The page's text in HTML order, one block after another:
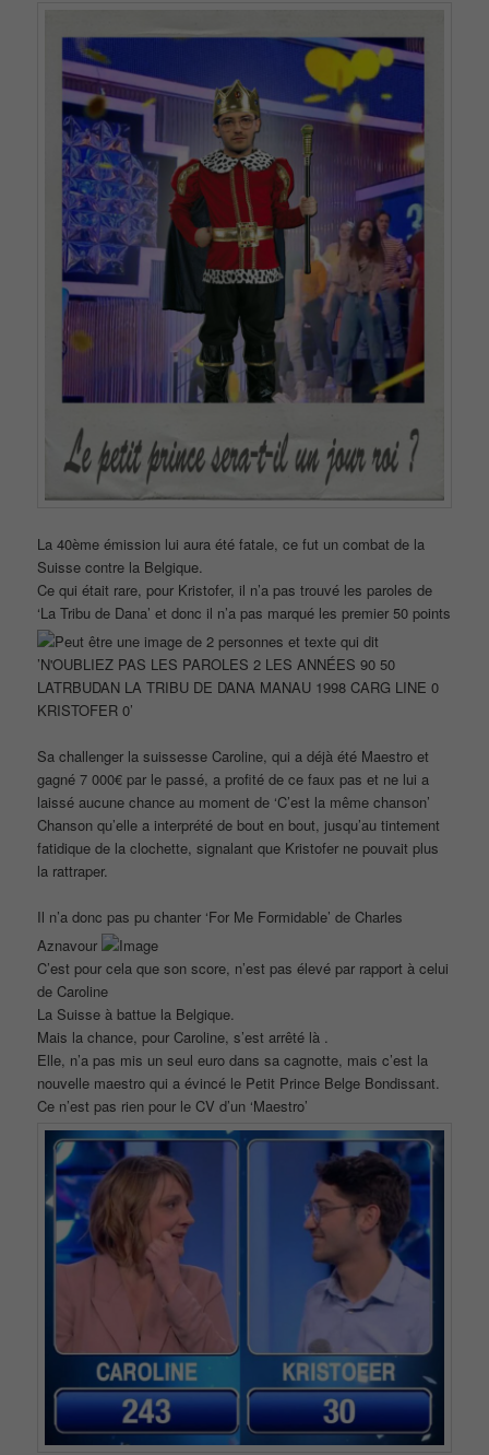
La 40ème émission lui aura été fatale, ce fut un combat de la
Suisse contre la Belgique.
Ce qui était rare, pour Kristofer, il n’a pas trouvé les paroles de
‘La Tribu de Dana’ et donc il n’a pas marqué les premier 50 points
Sa challenger la suissesse Caroline, qui a déjà été Maestro et
gagné 7 000€ par le passé, a profité de ce faux pas et ne lui a
laissé aucune chance au moment de ‘C’est la même chanson’
Chanson qu’elle a interprété de bout en bout, jusqu’au tintement
fatidique de la clochette, signalant que Kristofer ne pouvait plus
la rattraper.
Il n’a donc pas pu chanter ‘For Me Formidable’ de Charles
Aznavour
C’est pour cela que son score, n’est pas élevé par rapport à celui
de Caroline
La Suisse à battue la Belgique.
Mais la chance, pour Caroline, s’est arrêté là .
Elle, n’a pas mis un seul euro dans sa cagnotte, mais c’est la
nouvelle maestro qui a évincé le Petit Prince Belge Bondissant.
Ce n’est pas rien pour le CV d’un ‘Maestro’